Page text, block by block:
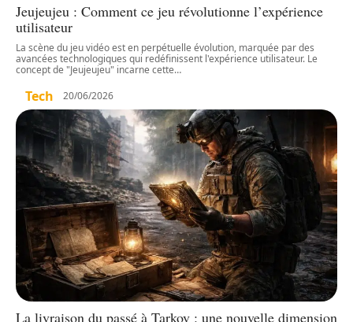
Jeujeujeu : Comment ce jeu révolutionne l’expérience
utilisateur
La scène du jeu vidéo est en perpétuelle évolution, marquée par des
avancées technologiques qui redéfinissent l'expérience utilisateur. Le
concept de "Jeujeujeu" incarne cette…
Tech 20/06/2026
La livraison du passé à Tarkov : une nouvelle dimension